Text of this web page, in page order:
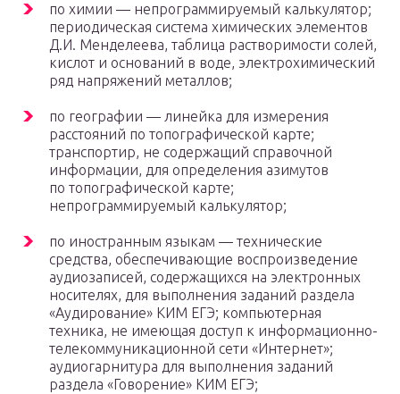
по химии — непрограммируемый калькулятор;
периодическая система химических элементов
Д.И. Менделеева, таблица растворимости солей,
кислот и оснований в воде, электрохимический
ряд напряжений металлов;
по географии — линейка для измерения
расстояний по топографической карте;
транспортир, не содержащий справочной
информации, для определения азимутов
по топографической карте;
непрограммируемый калькулятор;
по иностранным языкам — технические
средства, обеспечивающие воспроизведение
аудиозаписей, содержащихся на электронных
носителях, для выполнения заданий раздела
«Аудирование» КИМ ЕГЭ; компьютерная
техника, не имеющая доступ к информационно-
телекоммуникационной сети «Интернет»;
аудиогарнитура для выполнения заданий
раздела «Говорение» КИМ ЕГЭ;